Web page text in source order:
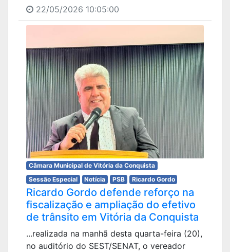
22/05/2026 10:05:00
Câmara Municipal de Vitória da Conquista
Sessão Especial
Notícia PSB Ricardo Gordo
Ricardo Gordo defende reforço na
fiscalização e ampliação do efetivo
de trânsito em Vitória da Conquista
...realizada na manhã desta quarta-feira (20),
no auditório do SEST/SENAT, o vereador